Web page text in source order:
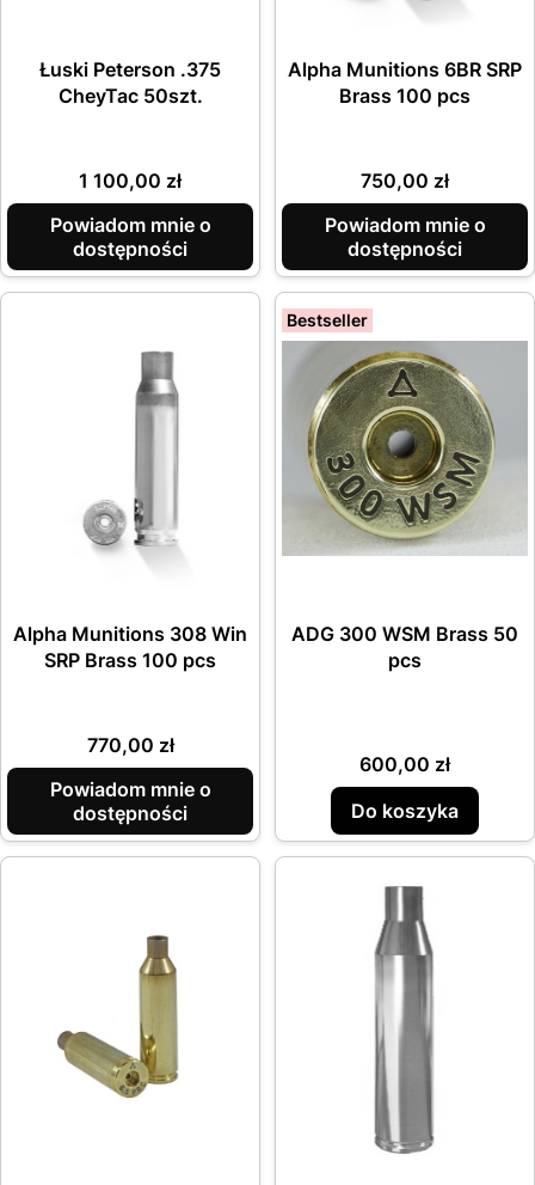
Łuski Peterson .375
CheyTac 50szt.
Cena
1 100,00 zł
Powiadom mnie o
dostępności
Alpha Munitions 6BR SRP
Brass 100 pcs
Cena
750,00 zł
Powiadom mnie o
dostępności
Alpha Munitions 308 Win
SRP Brass 100 pcs
Cena
770,00 zł
Powiadom mnie o
dostępności
Bestseller
ADG 300 WSM Brass 50
pcs
Cena
600,00 zł
Do koszyka